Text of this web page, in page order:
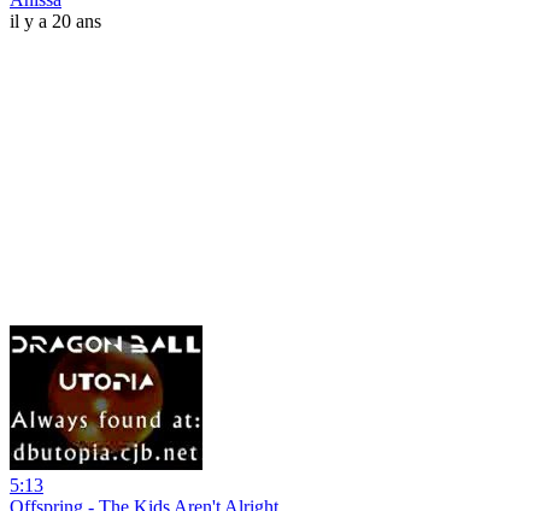
il y a 20 ans
5:13